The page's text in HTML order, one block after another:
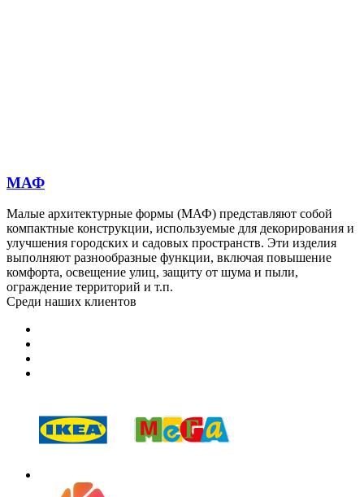
МАФ
Малые архитектурные формы (МАФ) представляют собой
компактные конструкции, используемые для декорирования и
улучшения городских и садовых пространств. Эти изделия
выполняют разнообразные функции, включая повышение
комфорта, освещение улиц, защиту от шума и пыли,
ограждение территорий и т.п.
Среди наших клиентов